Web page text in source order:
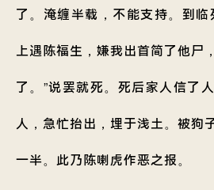
了。淹缠半载，不能支持。到临
上遇陈福生，嫌我出首简了他尸
了。”说罢就死。死后家人信了
人，急忙抬出，埋于浅土。被狗
一半。此乃陈喇虎作恶之报。